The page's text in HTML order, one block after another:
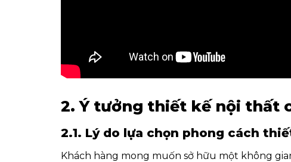
2. Ý tưởng thiết kế nội thất
2.1. Lý do lựa chọn phong cách
Khách hàng mong muốn sở hữu một không